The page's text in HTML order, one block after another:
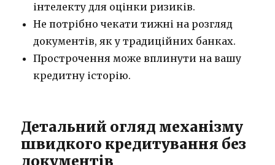
інтелекту для оцінки ризиків.
Не потрібно чекати тижні на розгляд
документів, як у традиційних банках.
Прострочення може вплинути на вашу
кредитну історію.
Детальний огляд механізму
швидкого кредитування без
документів